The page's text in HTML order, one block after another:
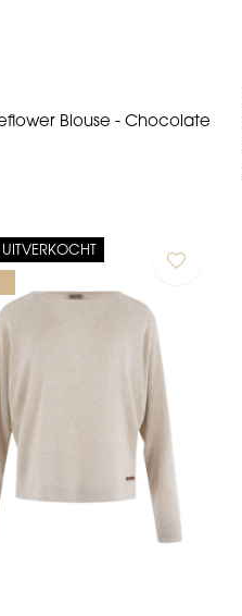
Blouse - Chocolate